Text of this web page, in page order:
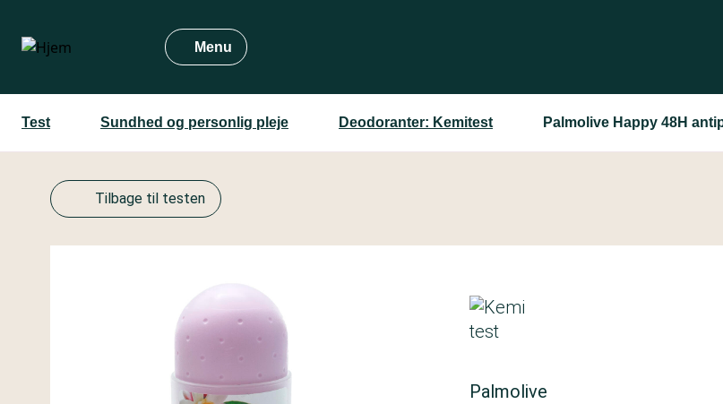
hovedindhold
Menu
Test Sundhed og personlig pleje Deodoranter: Kemitest Palmolive Happy 48H
Tilbage til testen
Palmolive